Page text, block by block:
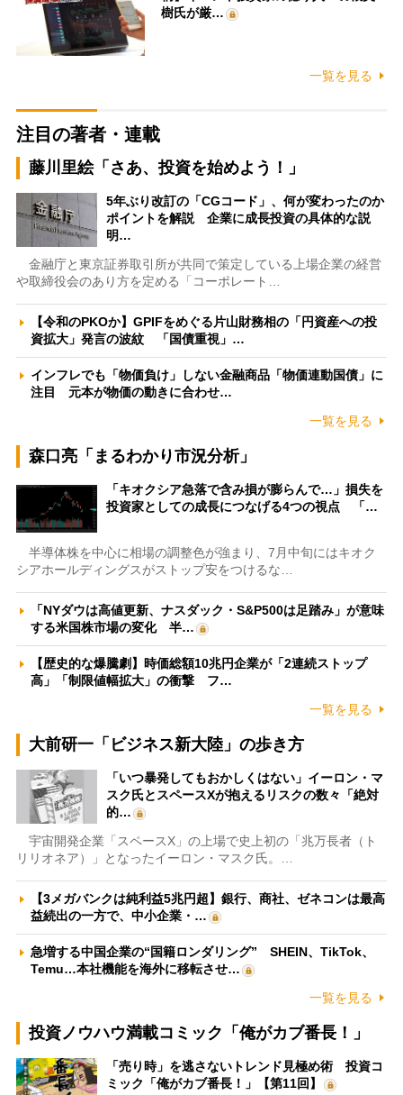
樹氏が厳…
一覧を見る
注目の著者・連載
藤川里絵「さあ、投資を始めよう！」
5年ぶり改訂の「CGコード」、何が変わったのか
ポイントを解説 企業に成長投資の具体的な説
明…
金融庁と東京証券取引所が共同で策定している上場企業の経営
や取締役会のあり方を定める「コーポレート…
【令和のPKOか】GPIFをめぐる片山財務相の「円資産への投
資拡大」発言の波紋 「国債重視」…
インフレでも「物価負け」しない金融商品「物価連動国債」に
注目 元本が物価の動きに合わせ…
一覧を見る
森口亮「まるわかり市況分析」
「キオクシア急落で含み損が膨らんで…」損失を
投資家としての成長につなげる4つの視点 「…
半導体株を中心に相場の調整色が強まり、7月中旬にはキオク
シアホールディングスがストップ安をつけるな…
「NYダウは高値更新、ナスダック・S&P500は足踏み」が意味
する米国株市場の変化 半…
【歴史的な爆騰劇】時価総額10兆円企業が「2連続ストップ
高」「制限値幅拡大」の衝撃 フ…
一覧を見る
大前研一「ビジネス新大陸」の歩き方
「いつ暴発してもおかしくはない」イーロン・マ
スク氏とスペースXが抱えるリスクの数々「絶対
的…
宇宙開発企業「スペースX」の上場で史上初の「兆万長者（ト
リリオネア）」となったイーロン・マスク氏。…
【3メガバンクは純利益5兆円超】銀行、商社、ゼネコンは最高
益続出の一方で、中小企業・…
急増する中国企業の“国籍ロンダリング” SHEIN、TikTok、
Temu…本社機能を海外に移転させ…
一覧を見る
投資ノウハウ満載コミック「俺がカブ番長！」
「売り時」を逃さないトレンド見極め術 投資コ
ミック「俺がカブ番長！」【第11回】